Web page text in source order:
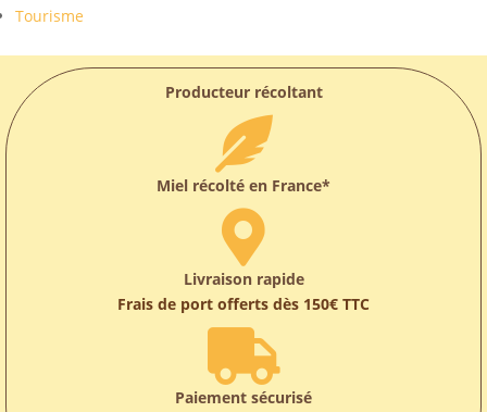
Tourisme
Producteur récoltant

Miel récolté en France*

Livraison rapide
Frais de port offerts dès 150€ TTC

Paiement sécurisé